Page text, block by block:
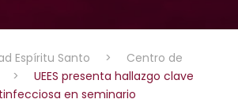
Espíritu Santo >
Centro de
>
UEES presenta hallazgo clave
en seminario